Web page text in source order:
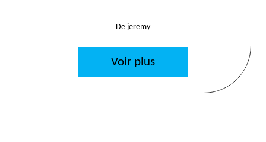
De jeremy
Voir plus